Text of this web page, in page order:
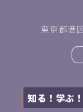
東京都港
知る！学ぶ